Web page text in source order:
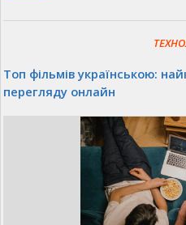
Топ фільмів українською:
перегляду онлайн